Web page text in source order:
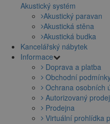
Akustický systém
Akustický paravan
Akustická stěna
Akustická budka
Kancelářský nábytek
Informace
Doprava a platba
Obchodní
Ochrana osobních
Autorizovaný prodej
Prodejna
Virtuální prohlídka